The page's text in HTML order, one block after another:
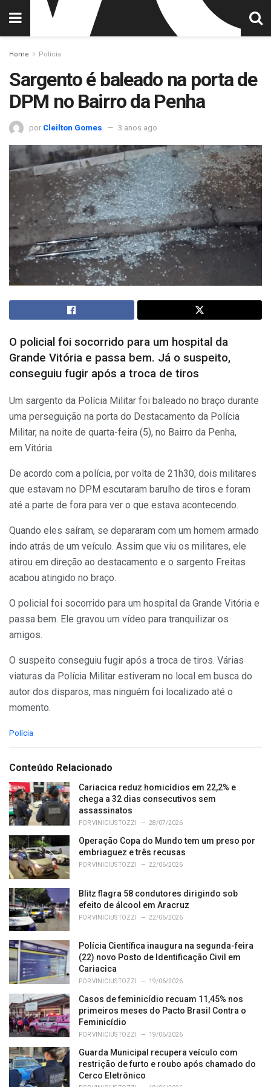
Home Polícia
Sargento é baleado na porta de
DPM no Bairro da Penha
por Cleilton Gomes 3 anos ago
O policial foi socorrido para um hospital da
Grande Vitória e passa bem. Já o suspeito,
conseguiu fugir após a troca de tiros
Um sargento da Polícia Militar foi baleado no braço durante
uma perseguição na porta do Destacamento da Polícia
Militar, na noite de quarta-feira (5), no Bairro da Penha,
em Vitória.
De acordo com a polícia, por volta de 21h30, dois militares
que estavam no DPM escutaram barulho de tiros e foram
até a parte de fora para ver o que estava acontecendo.
Quando eles saíram, se depararam com um homem armado
indo atrás de um veículo. Assim que viu os militares, ele
atirou em direção ao destacamento e o sargento Freitas
acabou atingido no braço.
O policial foi socorrido para um hospital da Grande Vitória e
passa bem. Ele gravou um vídeo para tranquilizar os
amigos.
O suspeito conseguiu fugir após a troca de tiros. Várias
viaturas da Polícia Militar estiveram no local em busca do
autor dos disparos, mas ninguém foi localizado até o
momento.
C
e
o
r
i
e
:
Polícia
Conteúdo Relacionado
Cariacica reduz homicídios em 22,2% e
chega a 32 dias consecutivos sem
assassinatos
PORVINICIUS TOZZI 28/07/2026
Operação Copa do Mundo tem um preso por
embriaguez e três recusas
PORVINICIUS TOZZI 22/06/2026
Blitz flagra 58 condutores dirigindo sob
efeito de álcool em Aracruz
PORVINICIUS TOZZI 22/06/2026
Polícia Científica inaugura na segunda-feira
(22) novo Posto de Identificação Civil em
Cariacica
PORVINICIUS TOZZI 19/06/2026
Casos de feminicídio recuam 11,45% nos
primeiros meses do Pacto Brasil Contra o
Feminicídio
PORVINICIUS TOZZI 19/06/2026
Guarda Municipal recupera veículo com
restrição de furto e roubo após chamado do
Cerco Eletrônico